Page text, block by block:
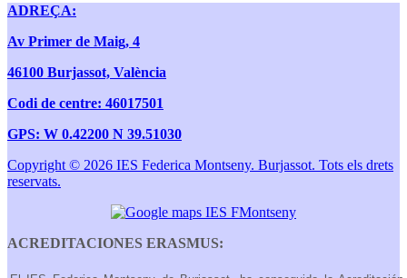
ADREÇA:
Av Primer de Maig, 4
46100 Burjassot, València
Codi de centre: 46017501
GPS: W 0.42200 N 39.51030
Copyright © 2026 IES Federica Montseny. Burjassot. Tots els drets
reservats.
ACREDITACIONES ERASMUS: